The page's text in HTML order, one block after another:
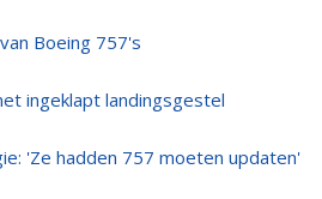
Boeing 757's
ingeklapt landingsgestel
'Ze hadden 757 moeten updaten'